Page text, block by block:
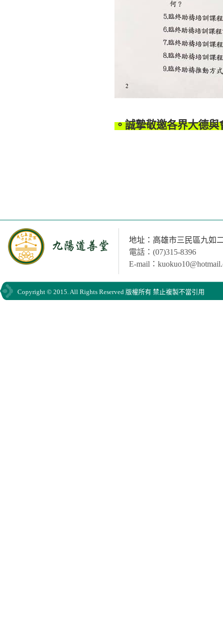
。誠摯敬邀各界大德與
地址：高雄市三民區九如
電話：(07)315-8396
E-mail：
Copyright © 2015. All Rights Reserved 版權所有 禁止複製不當引用